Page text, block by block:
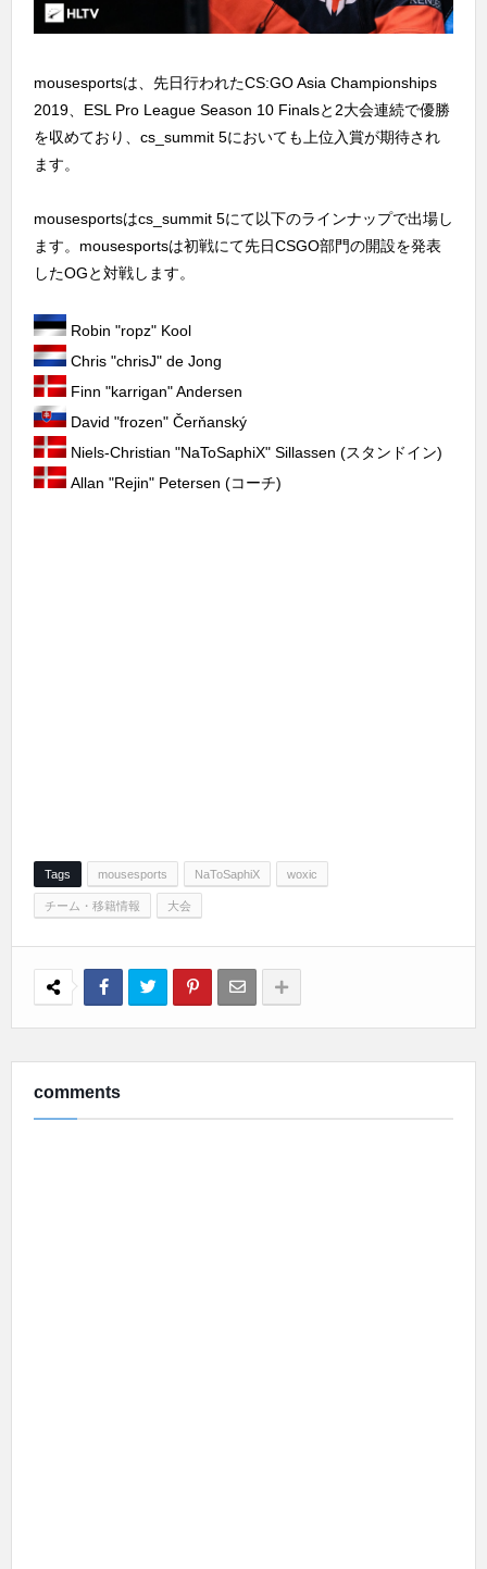
mousesportsは、先日行われたCS:GO Asia Championships
2019、ESL Pro League Season 10 Finalsと2大会連続で優勝
を収めており、cs_summit 5においても上位入賞が期待され
ます。
mousesportsはcs_summit 5にて以下のラインナップで出場し
ます。mousesportsは初戦にて先日CSGO部門の開設を発表
したOGと対戦します。
Robin "ropz" Kool
Chris "chrisJ" de Jong
Finn "karrigan" Andersen
David "frozen" Čerňanský
Niels-Christian "NaToSaphiX" Sillassen (スタンドイン)
Allan "Rejin" Petersen (コーチ)
Tags mousesports NaToSaphiX woxic
チーム・移籍情報 大会
comments